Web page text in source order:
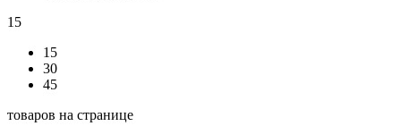
15
15
30
45
товаров на странице